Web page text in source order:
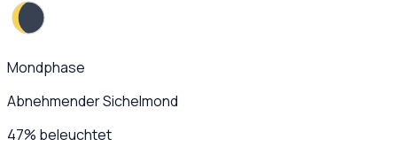
Mondphase
Abnehmender Sichelmond
47% beleuchtet